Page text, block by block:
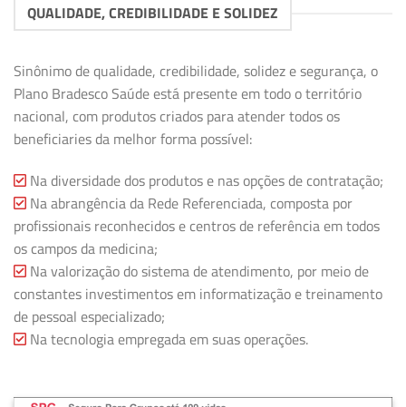
QUALIDADE, CREDIBILIDADE E SOLIDEZ
Sinônimo de qualidade, credibilidade, solidez e segurança, o
Plano Bradesco Saúde está presente em todo o território
nacional, com produtos criados para atender todos os
beneficiaries da melhor forma possível:
Na diversidade dos produtos e nas opções de contratação;
Na abrangência da Rede Referenciada, composta por
profissionais reconhecidos e centros de referência em todos
os campos da medicina;
Na valorização do sistema de atendimento, por meio de
constantes investimentos em informatização e treinamento
de pessoal especializado;
Na tecnologia empregada em suas operações.